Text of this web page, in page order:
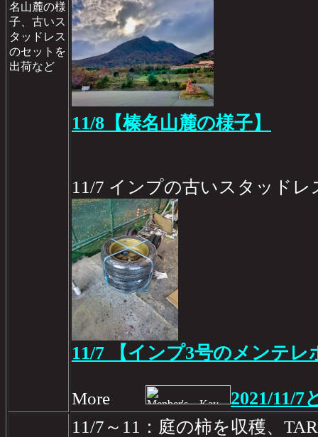
名山麓の様
子、古いス
タッドレス
のセットを
出荷など
11/8【榛名山麓の様子】
11/7 インプの古いスタッド
11/7 【インプ3号のメンテレ
More 2021/11/7
11/7～11：庭の柿を収穫、